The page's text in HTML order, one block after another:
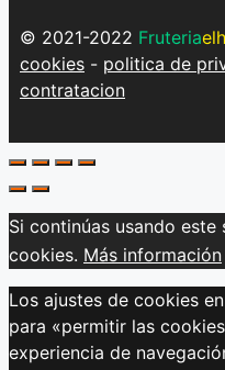
© 2021-2022 Fruteria
cookies - politica de
contratacion
Si continúas usando
cookies. Más información
Los ajustes de cookies
para «permitir las
experiencia de